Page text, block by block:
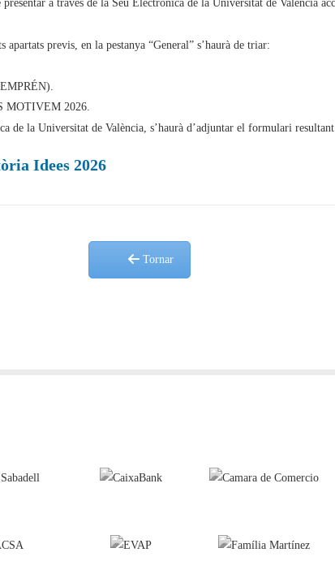
a través de la Seu Electrònica de la Universitat de València
previs, en la pestanya “General” s’haurà de triar:
MOTIVEM 2026.
de la Universitat de València, s’haurà d’adjuntar el formulari
Idees 2026
Tornar